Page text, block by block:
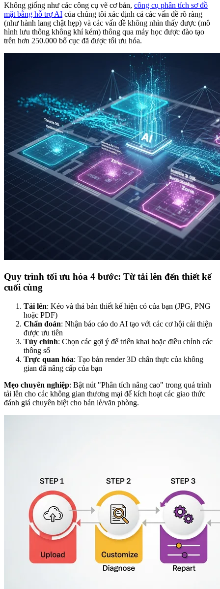
Không giống như các công cụ vẽ cơ bản, công cụ phân tích sơ đồ
mặt bằng hỗ trợ AI của chúng tôi xác định cả các vấn đề rõ ràng
(như hành lang chật hẹp) và các vấn đề không nhìn thấy được (mô
hình lưu thông không khí kém) thông qua máy học được đào tạo
trên hơn 250.000 bố cục đã được tối ưu hóa.
Quy trình tối ưu hóa 4 bước: Từ tải lên đến thiết kế
cuối cùng
Tải lên: Kéo và thả bản thiết kế hiện có của bạn (JPG, PNG
hoặc PDF)
Chẩn đoán: Nhận báo cáo do AI tạo với các cơ hội cải thiện
được ưu tiên
Tùy chỉnh: Chọn các gợi ý để triển khai hoặc điều chỉnh các
thông số
Trực quan hóa: Tạo bản render 3D chân thực của không
gian đã nâng cấp của bạn
Mẹo chuyên nghiệp: Bật nút "Phân tích nâng cao" trong quá trình
tải lên cho các không gian thương mại để kích hoạt các giao thức
đánh giá chuyên biệt cho bán lẻ/văn phòng.